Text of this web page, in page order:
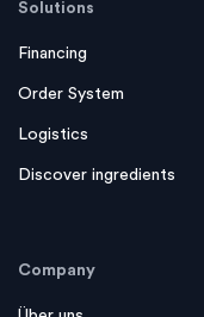
Solutions
Financing
Order System
Logistics
Discover ingredients
Company